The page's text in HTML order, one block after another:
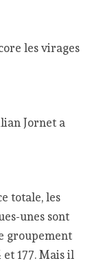
les virages
Jornet a
totale, les
unes sont
groupement
et 177. Mais il